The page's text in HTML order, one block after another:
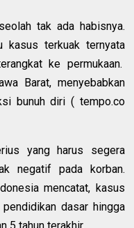
tak ada habisnya.
kasus terkuak ternyata
ke permukaan.
Barat, menyebabkan
bunuh diri ( tempo.co
yang harus segera
negatif pada korban.
mencatat, kasus
dasar hingga